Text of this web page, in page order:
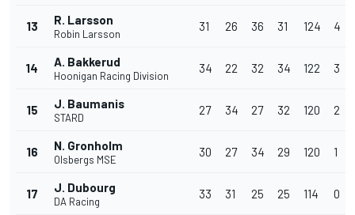
13 R. Larsson
Robin Larsson
31 26 36 31 124 4
14 A. Bakkerud
Hoonigan Racing Division
34 22 32 34 122 3
15 J. Baumanis
STARD
27 34 27 32 120 2
16 N. Gronholm
Olsbergs MSE
30 27 34 29 120 1
17 J. Dubourg
DA Racing
33 31 25 25 114 0